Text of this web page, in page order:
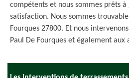
compétents et nous sommes prêts
satisfaction. Nous sommes
Fourques 27800. Et nous
Paul De Fourques et également aux